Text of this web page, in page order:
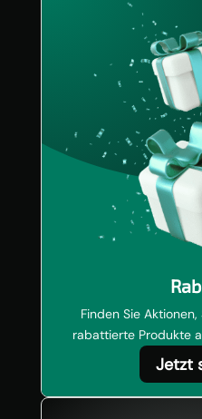
Finden Sie
rabattierte Produkte
Jetzt